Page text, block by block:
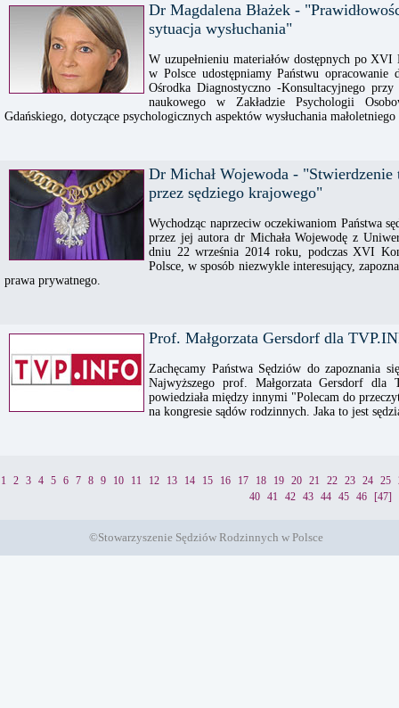
Dr Magdalena Błażek -
sytuacja wysłuchania"
W uzupełnieniu materiałów dostępnych po
w Polsce udostępniamy Państwu
Ośrodka Diagnostyczno -Konsultacyjnego
naukowego w Zakładzie Psychologii
Gdańskiego, dotyczące psychologicznych aspektów wysłuchania
Dr Michał Wojewoda - "Stwierdzenie
przez sędziego krajowego"
Wychodząc naprzeciw oczekiwaniom Państwa
przez jej autora dr Michała Wojewodę z
dniu 22 września 2014 roku, podczas XVI
Polsce, w sposób niezwykle interesujący,
prawa prywatnego.
Prof. Małgorzata Gersdorf dla
Zachęcamy Państwa Sędziów do zapoznania
Najwyższego prof. Małgorzata Gersdorf
powiedziała między innymi "Polecam do
na kongresie sądów rodzinnych. Jaka to jest
1 2 3 4 5 6 7 8 9 10 11 12 13 14 15 16 17 18 19 20 21 22 23 24 25
40
41 42 43 44 45 46 [47]
©Stowarzyszenie Sędziów Rodzinnych w Polsce